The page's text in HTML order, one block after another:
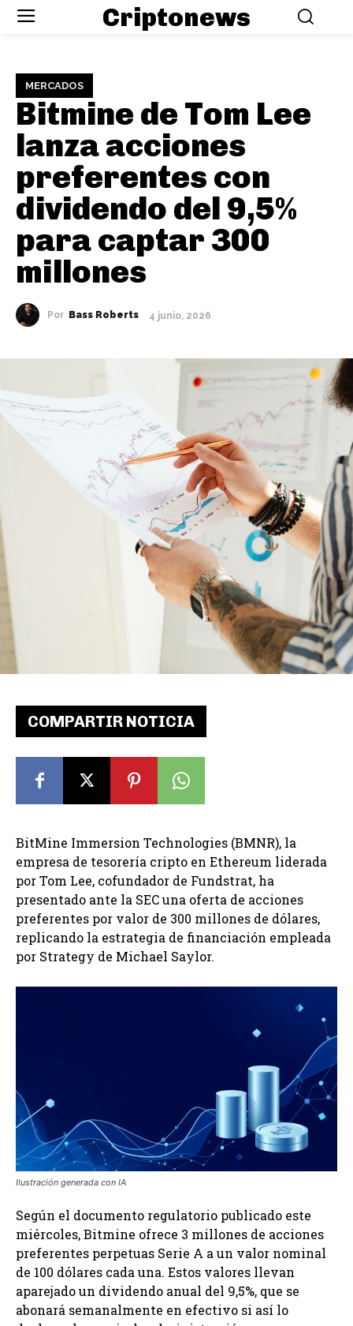
Criptonews
MERCADOS
Bitmine de Tom Lee
lanza acciones
preferentes con
dividendo del 9,5%
para captar 300
millones
Por Bass Roberts 4 junio, 2026
COMPARTIR NOTICIA
BitMine Immersion Technologies (BMNR), la
empresa de tesorería cripto en Ethereum liderada
por Tom Lee, cofundador de Fundstrat, ha
presentado ante la SEC una oferta de acciones
preferentes por valor de 300 millones de dólares,
replicando la estrategia de financiación empleada
por Strategy de Michael Saylor.
Ilustración generada con IA
Según el documento regulatorio publicado este
miércoles, Bitmine ofrece 3 millones de acciones
preferentes perpetuas Serie A a un valor nominal
de 100 dólares cada una. Estos valores llevan
aparejado un dividendo anual del 9,5%, que se
abonará semanalmente en efectivo si así lo